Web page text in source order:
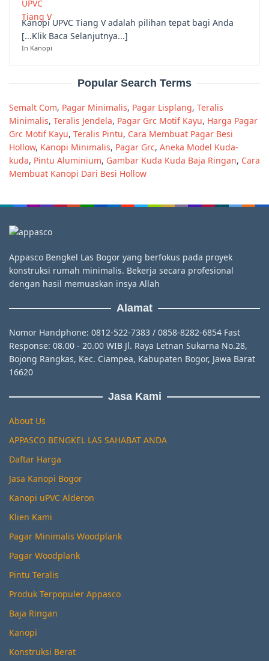
Kanopi UPVC Tiang V adalah pilihan tepat bagi Anda
[...Klik Baca Selanjutnya...]
In Kanopi
Popular Search Terms
Semalt Com, Pagar Minimalis, Pagar Lisplang, Teralis
Minimalis, Teralis Jendela, Pagar Grc Motif Kayu, Harga Pagar
Grc Motif Kayu, Teralis Pintu, Cara Membuat Pagar Besi
Hollow, Kanopi Minimalis, Pagar Grc, Aneka Model Kuda-
kuda, Pintu Aluminium, Gambar Kuda Kuda Baja Ringan, Cara
Membuat Kanopi Dari Besi Hollow
Appasco Bengkel Las Bogor yang berfokus pada proyek
konstruksi rumah minimalis. Bekerja secara profesional
dengan hasil memuaskan insya Allah
Alamat
Nomor Handphone: 0812-522-7383 / 0858-8282-6854 Fast
Response: 08.00 - 20.00 WIB Jl. Raya Letnan Sukarna No.28,
Bojong Rangkas, Kec. Ciampea, Kabupaten Bogor, Jawa Barat
16620
Jasa Kami
About Us
APPASCO BENGKEL LAS SAHABAT ANDA
Daftar Harga
Jasa Kanopi Bogor
Kanopi uPVC Alderon
Klien Kami
Pagar Minimalis Woodplank
Pagar Woodplank
Pintu Teralis
Produk Terpopuler Appasco
Baja Ringan
Kanopi
Konstruksi Berat